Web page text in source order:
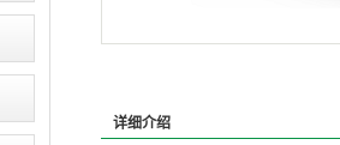
详细介绍